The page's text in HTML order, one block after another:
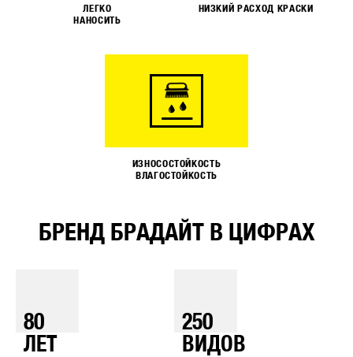
ЛЕГКО
НАНОСИТЬ
НИЗКИЙ РАСХОД КРАСКИ
ИЗНОСОСТОЙКОСТЬ
ВЛАГОСТОЙКОСТЬ
БРЕНД БРАДАЙТ В ЦИФРАХ
80
ЛЕТ
250
ВИДОВ